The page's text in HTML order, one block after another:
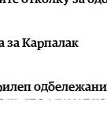
за Карпалак
одбележани
жртва е темел